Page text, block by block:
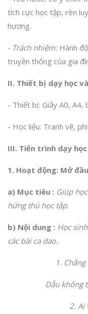
tích cực học tập, rèn
hương.
- Trách nhiệm: Hành
truyền thống của gia
II. Thiết bị dạy học
- Thiết bị: Giấy A0, A4,
- Học liệu: Tranh vẽ,
III. Tiến trình dạy học
1. Hoạt động: Mở đầu
a) Mục tiêu : Giúp
hứng thú học tập.
b) Nội dung : Học
các bài ca dao.
1.
Dẫu không
2. Ai